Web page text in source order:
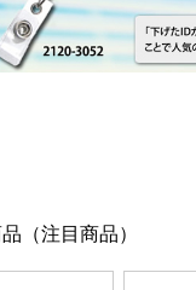
（注目商品）